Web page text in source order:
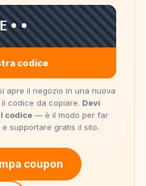
codice
apre il negozio in una nuova
codice da copiare. Devi
codice— è il modo per far
supportare gratis il sito.
coupon